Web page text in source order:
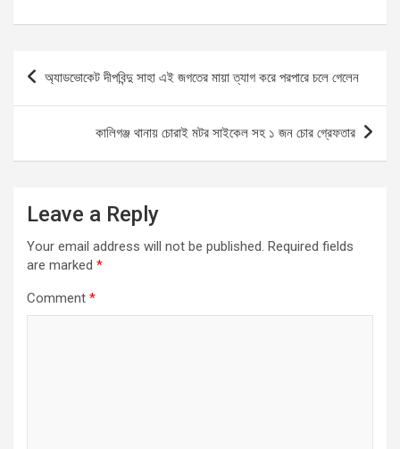
ce
o
ail at
A
p
p
se
n
g
er
ar
Post
navigation
অ্যাডভোকেট দীপবিন্দু‌ সাহা এই জগতের মায়া ত্যাগ করে পরপারে চলে গেলেন
কালিগঞ্জ থানায় চোরাই মটর সাইকেল সহ ১ জন চোর গ্রেফতার
Leave a Reply
Your email address will not be published. Required fields
are marked *
Comment *